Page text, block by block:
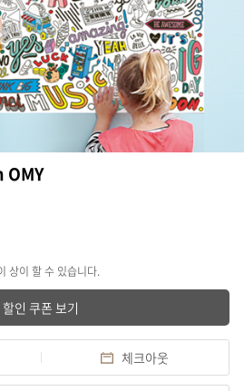
OMY
상이 할 수 있습니다.
할인 쿠폰 보기
체크아웃